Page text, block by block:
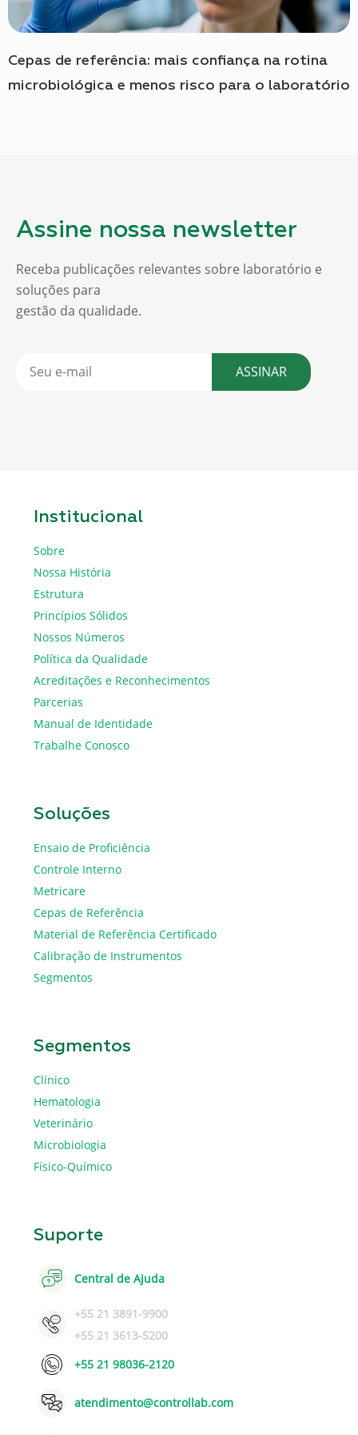
Cepas de referência: mais confiança na rotina
microbiológica e menos risco para o laboratório
Assine nossa newsletter
Receba publicações relevantes sobre laboratório e
soluções para
gestão da qualidade.
ASSINAR
Institucional
Sobre
Nossa História
Estrutura
Princípios Sólidos
Nossos Números
Política da Qualidade
Acreditações e Reconhecimentos
Parcerias
Manual de Identidade
Trabalhe Conosco
Soluções
Ensaio de Proficiência
Controle Interno
Metricare
Cepas de Referência
Material de Referência Certificado
Calibração de Instrumentos
Segmentos
Segmentos
Clínico
Hematologia
Veterinário
Microbiologia
Físico-Químico
Suporte
Central de Ajuda
+55 21 3891-9900
+55 21 3613-5200
+55 21 98036-2120
atendimento@controllab.com